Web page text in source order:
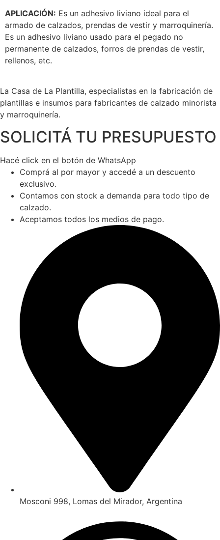
APLICACIÓN: Es un adhesivo liviano ideal para el
armado de calzados, prendas de vestir y marroquinería.
Es un adhesivo liviano usado para el pegado no
permanente de calzados, forros de prendas de vestir,
rellenos, etc.
La Casa de La Plantilla, especialistas en la fabricación de
plantillas e insumos para fabricantes de calzado minorista
y marroquinería.
SOLICITÁ TU PRESUPUESTO
Hacé click en el botón de WhatsApp
Comprá al por mayor y accedé a un descuento
exclusivo.
Contamos con stock a demanda para todo tipo de
calzado.
Aceptamos todos los medios de pago.
Mosconi 998, Lomas del Mirador, Argentina